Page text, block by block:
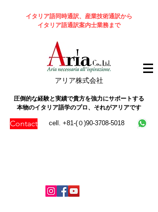
イタリア語同時通訳、産業技術通訳から
イタリア語通訳案内士業務まで
​アリア株式会社
圧倒的な経験と実績で貴方を強力にサポートする
本物のイタリア語学のプロ、それがアリアです
Contact cell. +81-(０)90-3708-5018